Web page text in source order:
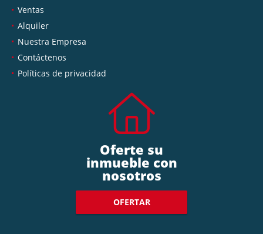
Ventas
Alquiler
Nuestra Empresa
Contáctenos
Políticas de privacidad
Oferte su
inmueble con
nosotros
OFERTAR